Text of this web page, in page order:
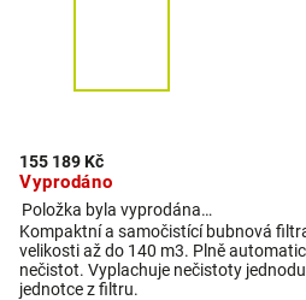
155 189 Kč
Vyprodáno
Položka byla vyprodána…
Kompaktní a samočistící bubnová
velikosti až do 140 m3. Plně
nečistot. Vyplachuje nečistoty
jednotce z filtru.